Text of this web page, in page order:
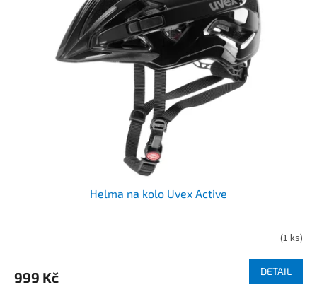
Helma na kolo Uvex Active
(1 ks)
999 Kč DETAIL